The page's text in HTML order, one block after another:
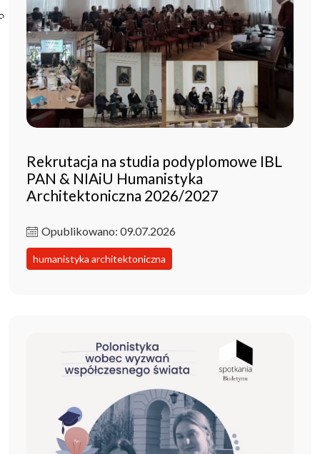
Poczta ibl.waw.pl
Kontakt
Rekrutacja na studia podyplomowe IBL
PAN & NIAiU Humanistyka
Architektoniczna 2026/2027
Opublikowano: 09.07.2026
humanistyka architektoniczna